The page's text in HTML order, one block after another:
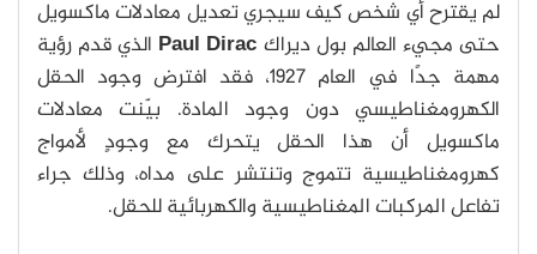
لم يقترح أي شخص كيف سيجري تعديل معادلات ماكسويل
حتى مجيء العالم بول ديراك
الذي قدم رؤية
مهمة جدًا في العام 1927، فقد افترض وجود الحقل
الكهرومغناطيسي دون وجود المادة. بيّنت معادلات
ماكسويل أن هذا الحقل يتحرك مع وجودٍ لأمواج
كهرومغناطيسية تتموج وتنتشر على مداه، وذلك جراء
تفاعل المركبات المغناطيسية والكهربائية للحقل.